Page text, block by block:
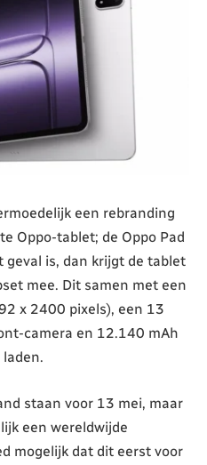
een rebranding
Oppo-tablet; de Oppo Pad
geval is, dan krijgt de tablet
mee. Dit samen met een
x 2400 pixels), een 13
camera en 12.140 mAh
staan voor 13 mei, maar
een wereldwijde
mogelijk dat dit eerst voor